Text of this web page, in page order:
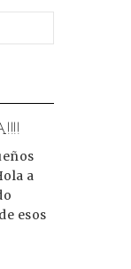
a
esos